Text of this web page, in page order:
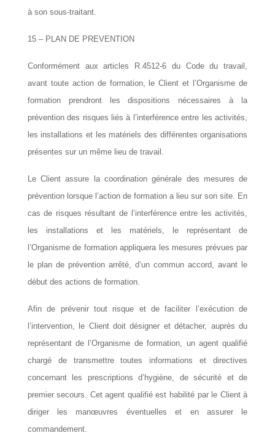
à son sous-traitant.
15 – PLAN DE PREVENTION
Conformément aux articles R.4512-6 du Code du travail,
avant toute action de formation, le Client et l’Organisme de
formation prendront les dispositions nécessaires à la
prévention des risques liés à l’interférence entre les activités,
les installations et les matériels des différentes organisations
présentes sur un même lieu de travail.
Le Client assure la coordination générale des mesures de
prévention lorsque l’action de formation a lieu sur son site. En
cas de risques résultant de l’interférence entre les activités,
les installations et les matériels, le représentant de
l’Organisme de formation appliquera les mesures prévues par
le plan de prévention arrêté, d’un commun accord, avant le
début des actions de formation.
Afin de prévenir tout risque et de faciliter l’exécution de
l’intervention, le Client doit désigner et détacher, auprès du
représentant de l’Organisme de formation, un agent qualifié
chargé de transmettre toutes informations et directives
concernant les prescriptions d’hygiène, de sécurité et de
premier secours. Cet agent qualifié est habilité par le Client à
diriger les manœuvres éventuelles et en assurer le
commandement.